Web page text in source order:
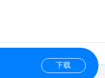
下载